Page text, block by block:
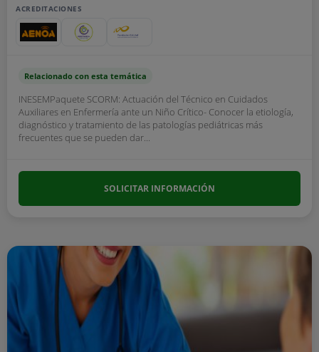
ACREDITACIONES
Relacionado con esta temática
INESEMPaquete SCORM: Actuación del Técnico en Cuidados
Auxiliares en Enfermería ante un Niño Crítico- Conocer la etiología,
diagnóstico y tratamiento de las patologías pediátricas más
frecuentes que se pueden dar...
SOLICITAR INFORMACIÓN